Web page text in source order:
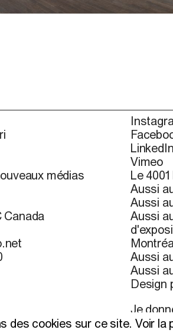
médias
Canada
LinkedIn
Vimeo
Le
Aussi
Aussi
Aussi
Aussi
Aussi
Design
Je
des cookies sur ce site. Voir la